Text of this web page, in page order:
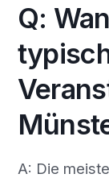
Q:
A: Die